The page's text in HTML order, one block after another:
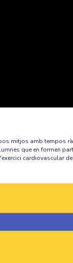
mitjos amb tempos
que en formen
cardiovascular